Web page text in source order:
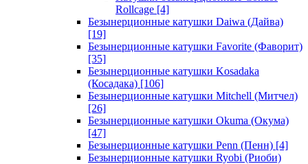
Rollcage [4]
Безынерционные катушки Daiwa (Дайва)
[19]
Безынерционные катушки Favorite (Фаворит)
[35]
Безынерционные катушки Kosadaka
(Косадака) [106]
Безынерционные катушки Mitchell (Митчел)
[26]
Безынерционные катушки Okuma (Окума)
[47]
Безынерционные катушки Penn (Пенн) [4]
Безынерционные катушки Ryobi (Риоби)